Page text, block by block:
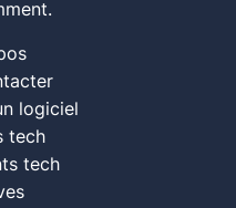
logiciel
tech
tech